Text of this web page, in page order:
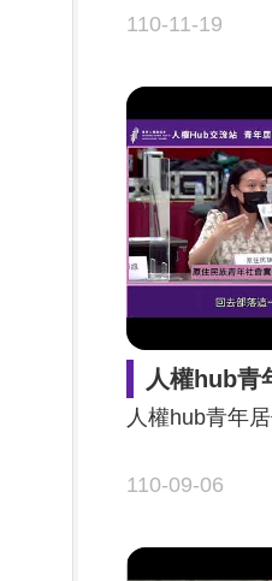
110-11-19
人權hub青
110-09-06
人權hub青年